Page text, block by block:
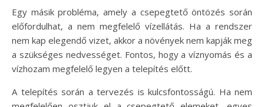
Egy másik probléma, amely a csepegtető öntözés során
előfordulhat, a nem megfelelő vízellátás. Ha a rendszer
nem kap elegendő vizet, akkor a növények nem kapják meg
a szükséges nedvességet. Fontos, hogy a víznyomás és a
vízhozam megfelelő legyen a telepítés előtt.
A telepítés során a tervezés is kulcsfontosságú. Ha nem